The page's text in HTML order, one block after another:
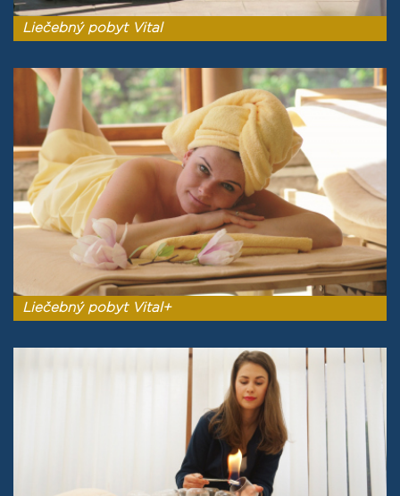
Liečebný pobyt Vital
Liečebný pobyt Vital+